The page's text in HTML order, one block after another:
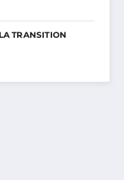
TRANSITION